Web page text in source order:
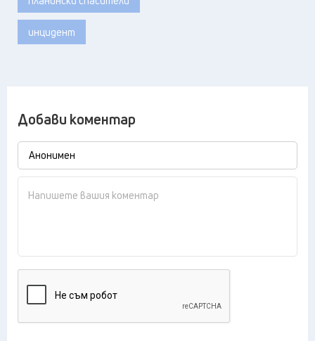
инцидент
Добави коментар